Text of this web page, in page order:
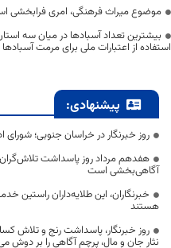
موضوع میراث فرهنگی، امری فرابخشی
بیشترین تعداد آسبادها در میان سه
استفاده از اعتبارات ملی برای مرمت آسبادها
پیشنهادی:
روز خبرنگار در خراسان جنوبی؛ شورای
هفدهم مرداد روز پاسداشت
آگاهی‌بخشی است
خبرنگاران، این طلایه‌داران راستین
هستند
روز خبرنگار، پاسداشت رنج و تلاش
نثار جان و مال، پرچم آگاهی را بر دوش